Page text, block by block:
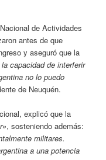
de Actividades
antes de que
y aseguró que la
capacidad de interferir
no lo puedo
de Neuquén.
explicó que la
, sosteniendo además:
militares.
a una potencia